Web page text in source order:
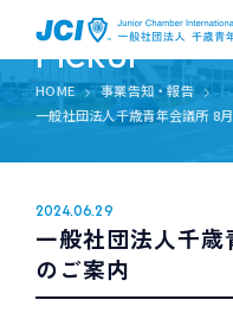
PICKUP
HOME
事業告知・報告
一般社団法人千歳青年会議所 8
2024.06.29
一般社団法人千
のご案内